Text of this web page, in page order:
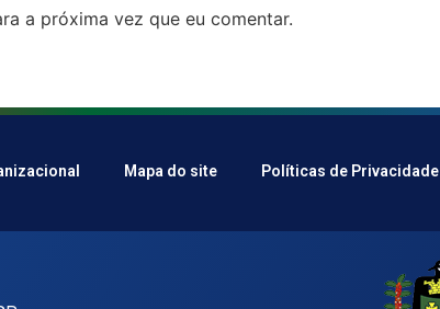
a próxima vez que eu comentar.
Mapa do site Políticas de Privacidade